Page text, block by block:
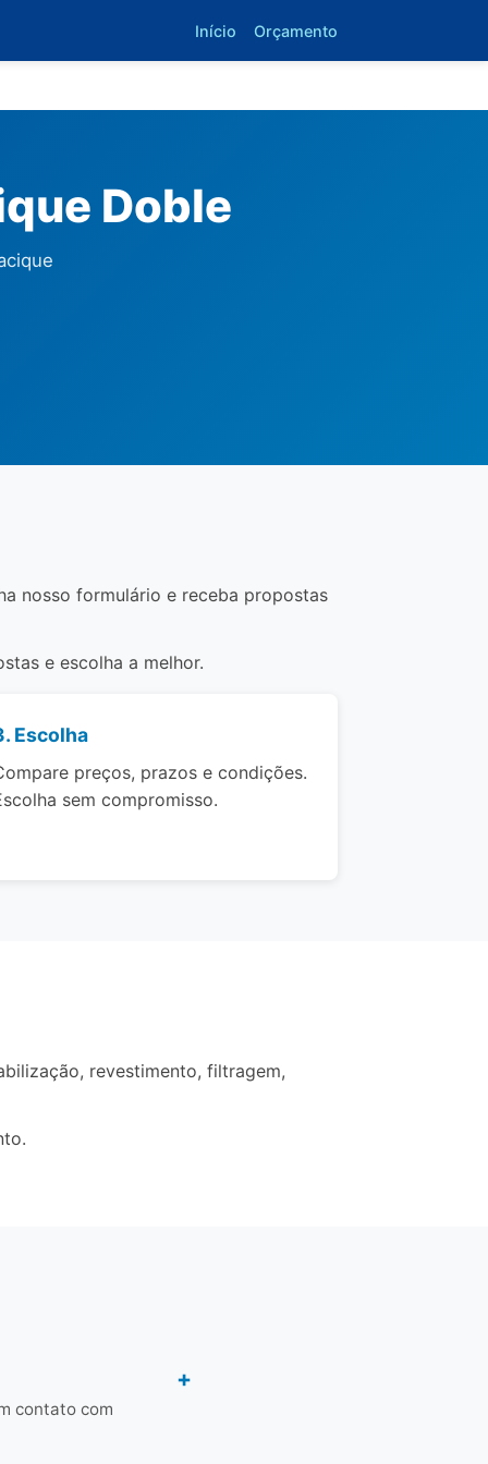
Início Orçamento
Doble
nosso formulário e receba propostas
e escolha a melhor.
Escolha
preços, prazos e condições.
sem compromisso.
revestimento, filtragem,
contato com